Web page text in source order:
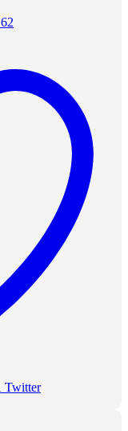
62
Twitter